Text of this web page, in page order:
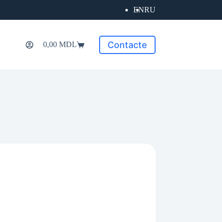
ENRU
Coș
0,00 MDL Contacte